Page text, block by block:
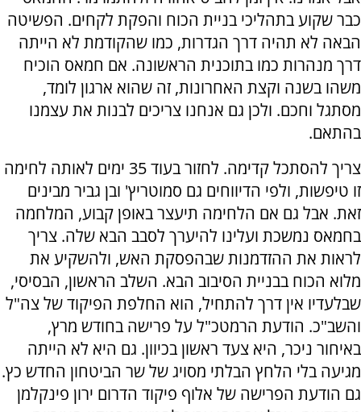
כבר שקוע בתהליכי בניית הכוח והפקת לקחים. הפשיטה
הבאה לא תהיה דרך הגדרות, כמו שהקודמת לא הייתה
דרך מנהרות כמו בתוכנית הראשונה. אם חמאס הוכיח
משהו בשנה וקצת האחרונות, זה שהוא ארגון לומד,
מסתגל וחכם. ולכן גם אנחנו צריכים לבנות את עצמנו
בהתאם.
צריך להסתכל קדימה. לחזור בעוד 35 ימים לאותה לחימה
זו טיפשות, ולפי הדיווחים גם סמוטריץ' ובן גביר מבינים
זאת. אבל גם אם הלחימה תיעצר באופן קבוע, המלחמה
בחמאס נמשכת ועלינו להיערך לסבב הבא שלה. צריך
לראות את ההזדמנות שבהפסקת האש, ולהשקיע את
מלוא הכוח בבניית הסיבוב הבא. השלב הראשון, הבסיסי,
שבלעדיו אין דרך להתחיל, הוא החלפת הפיקוד של צה"ל
והשב"כ. הודעת הרמטכ"ל על פרישה בחודש מרץ,
באיחור ניכר, היא צעד ראשון בכיוון. גם היא לא הייתה
מגיעה בלי הלחץ הבלתי מסויג של שר הביטחון החדש כץ.
גם הודעת הפרישה של אלוף פיקוד הדרום ירון פינקלמן